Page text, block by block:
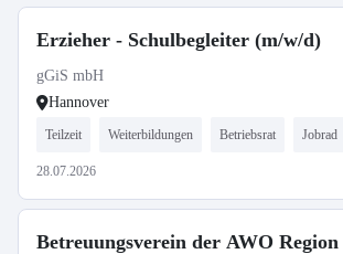
Erzieher - Schulbegleiter (m/w/d)
gGiS mbH
Hannover
Teilzeit Weiterbildungen Betriebsrat Jobrad
28.07.2026
Betreuungsverein der AWO Region